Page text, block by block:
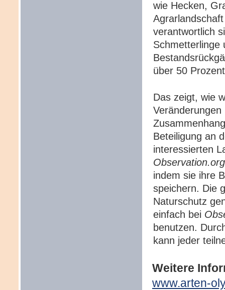
wie Hecken,
verantwortlich
Schmetterlinge
über 50
Das zeigt, wie
Beteiligung an
interessierten
Observation.org
indem sie ihre
speichern. Die
Naturschutz
einfach bei
benutzen.
kann jeder
Weitere
www.arten-